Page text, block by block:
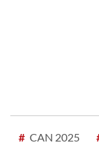
# CAN 2025